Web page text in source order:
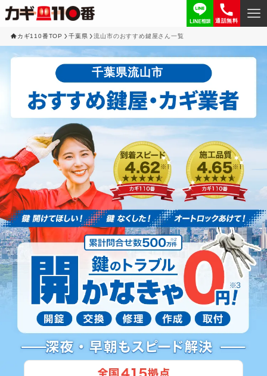
通話無料
カギ110番TOP 千葉県 流山市のおすすめ鍵屋さん一覧
千葉県流山市